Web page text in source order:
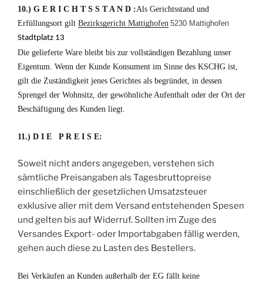
10.) G E R I C H T S S T A N D :Als Gerichtsstand und
Erfüllungsort gilt Bezirksgericht Mattighofen 5230 Mattighofen
Stadtplatz 13
Die gelieferte Ware bleibt bis zur vollständigen Bezahlung unser
Eigentum. Wenn der Kunde Konsument im Sinne des KSCHG ist,
gilt die Zuständigkeit jenes Gerichtes als begründet, in dessen
Sprengel der Wohnsitz, der gewöhnliche Aufenthalt oder der Ort der
Beschäftigung des Kunden liegt.
11.) D I E P R E I S E:
Soweit nicht anders angegeben, verstehen sich
sämtliche Preisangaben als Tagesbruttopreise
einschließlich der gesetzlichen Umsatzsteuer
exklusive aller mit dem Versand entstehenden Spesen
und gelten bis auf Widerruf. Sollten im Zuge des
Versandes Export- oder Importabgaben fällig werden,
gehen auch diese zu Lasten des Bestellers.
Bei Verkäufen an Kunden außerhalb der EG fällt keine